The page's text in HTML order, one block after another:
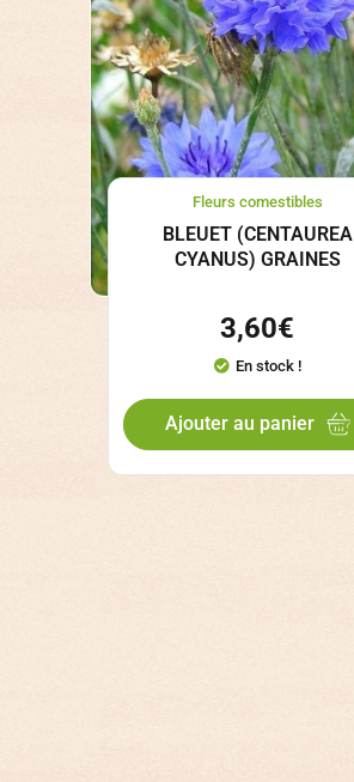
Fleurs comestibles
BLEUET (CENTAUREA
CYANUS) GRAINES
3,60€
En stock !
Ajouter au panier